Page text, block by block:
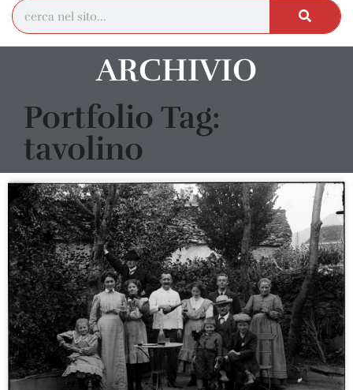
ARCHIVIO
Portfolio Tag:
tavolino